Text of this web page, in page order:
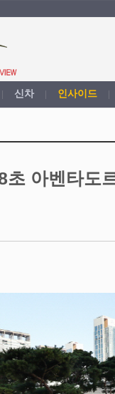
| 신차 | 인사이드 |
초 아벤타도